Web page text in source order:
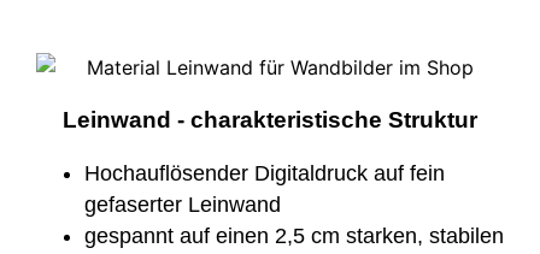
Leinwand - charakteristische Struktur
Hochauflösender Digitaldruck auf fein
gefaserter Leinwand
gespannt auf einen 2,5 cm starken, stabilen